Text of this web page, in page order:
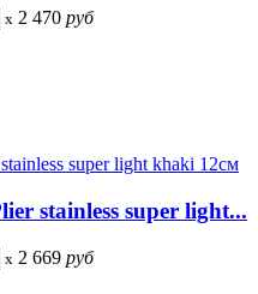
x 2 470 руб
stainless super light...
x 2 669 руб